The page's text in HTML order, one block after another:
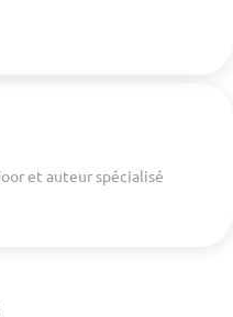
et auteur spécialisé